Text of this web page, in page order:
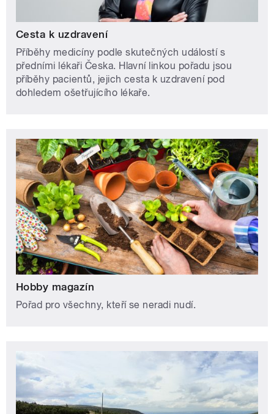
Cesta k uzdravení
Příběhy medicíny podle skutečných událostí s
předními lékaři Česka. Hlavní linkou pořadu jsou
příběhy pacientů, jejich cesta k uzdravení pod
dohledem ošetřujícího lékaře.
Hobby magazín
Pořad pro všechny, kteří se neradi nudí.